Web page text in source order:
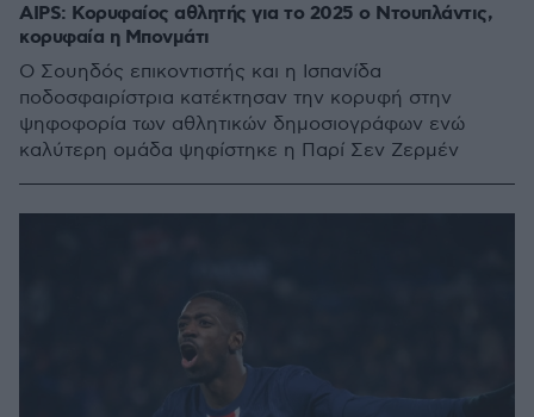
AIPS: Κορυφαίος αθλητής για το 2025 ο Ντουπλάντις,
κορυφαία η Μπονμάτι
Ο Σουηδός επικοντιστής και η Ισπανίδα
ποδοσφαιρίστρια κατέκτησαν την κορυφή στην
ψηφοφορία των αθλητικών δημοσιογράφων ενώ
καλύτερη ομάδα ψηφίστηκε η Παρί Σεν Ζερμέν